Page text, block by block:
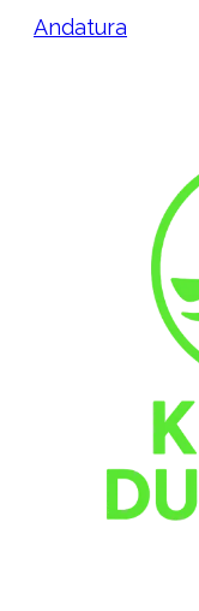
Andatura